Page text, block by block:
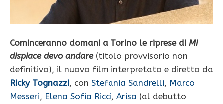
Cominceranno domani a Torino le riprese di Mi
dispiace devo andare(titolo provvisorio non
definitivo), il nuovo film interpretato e diretto da
Ricky Tognazzi, con Stefania Sandrelli, Marco
Messeri, Elena Sofia Ricci, Arisa (al debutto